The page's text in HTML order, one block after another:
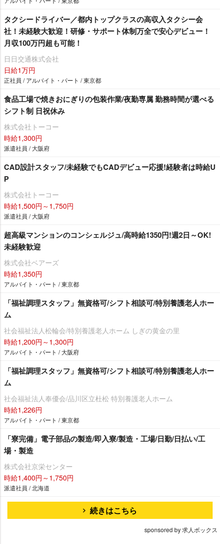
タクシードライバー／都内トップクラスの高収入タクシー会
社！未経験大歓迎！研修・サポート体制万全で安心デビュー！
月収100万円超も可能！
日日交通株式会社
日給1万円
正社員 / アルバイト・パート / 東京都
食品工場で焼きおにぎりの包装作業/夜勤専属 勤務時間が選べる
シフト制 日祝休み
株式会社トーコー
時給1,300円
派遣社員 / 大阪府
CAD設計スタッフ/未経験でもCADデビュー応援!経験者は時給U
P
株式会社トーコー
時給1,500円～1,750円
派遣社員 / 大阪府
超高級マンションのコンシェルジュ/高時給1350円!週2日～OK!
未経験歓迎
株式会社ベアーズ
時給1,350円
アルバイト・パート / 東京都
「福祉調理スタッフ」無資格可/シフト相談可/特別養護老人ホー
ム
社会福祉法人松輪会/特別養護老人ホーム しぎの黄金の里
時給1,200円～1,300円
アルバイト・パート / 大阪府
「福祉調理スタッフ」無資格可/シフト相談可/特別養護老人ホー
ム
社会福祉法人奉優会/品川区立杜松 特別養護老人ホーム
時給1,226円
アルバイト・パート / 東京都
「寮完備」電子部品の製造/即入寮/製造・工場/日勤/日払い/工
場・製造
株式会社京栄センター
時給1,400円～1,750円
派遣社員 / 北海道
続きはこちら
sponsored by 求人ボックス